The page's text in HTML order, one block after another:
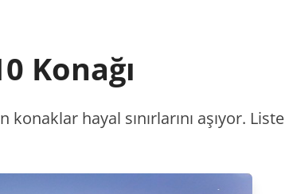
Konağı
hayal sınırlarını aşıyor.